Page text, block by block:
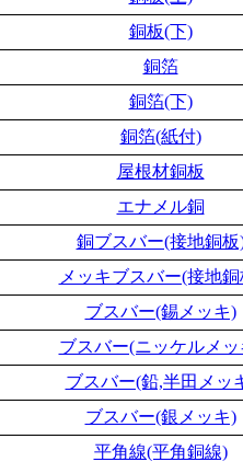
銅板(下)
銅箔
銅箔(下)
銅箔(紙付)
屋根材銅板
エナメル銅
銅ブスバー(接地銅板
メッキブスバー(接地銅
ブスバー(錫メッキ)
ブスバー(ニッケルメッ
ブスバー(鉛,半田メッ
ブスバー(銀メッキ)
平角線(平角銅線)